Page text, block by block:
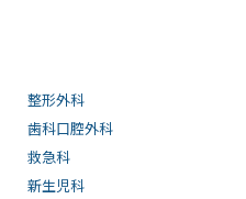
整形外科
歯科口腔外科
救急科
新生児科